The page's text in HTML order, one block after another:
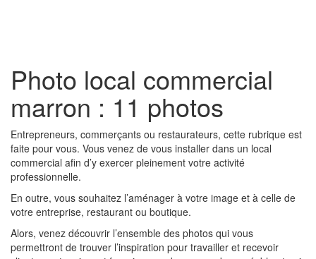
Photo local commercial
marron : 11 photos
Entrepreneurs, commerçants ou restaurateurs, cette rubrique est
faite pour vous. Vous venez de vous installer dans un local
commercial afin d’y exercer pleinement votre activité
professionnelle.
En outre, vous souhaitez l’aménager à votre image et à celle de
votre entreprise, restaurant ou boutique.
Alors, venez découvrir l’ensemble des photos qui vous
permettront de trouver l’inspiration pour travailler et recevoir